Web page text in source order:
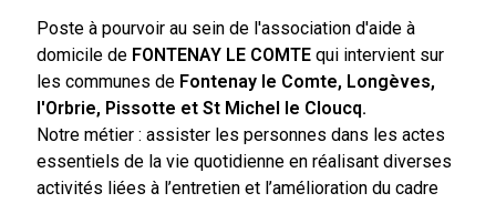
Poste à pourvoir au sein de l'association d'aide à
domicile de FONTENAY LE COMTEqui intervient sur
les communes de Fontenay le Comte, Longèves,
l'Orbrie, Pissotte et St Michel le Cloucq.
Notre métier : assister les personnes dans les actes
essentiels de la vie quotidienne en réalisant diverses
activités liées à l’entretien et l’amélioration du cadre